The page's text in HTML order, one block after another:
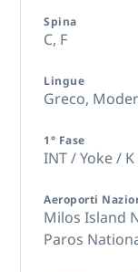
Spina
C, F
Lingue
Greco,
1° Fase
INT / Yoke / K
Aeroporti
Milos Island
Paros